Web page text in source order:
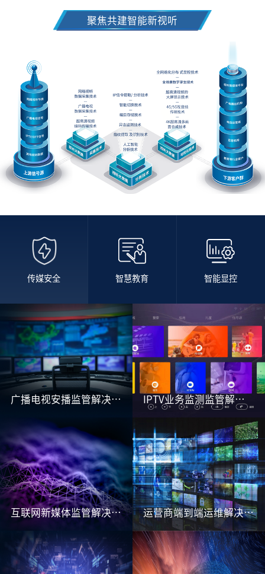
聚焦共建智能新视听
传媒安全 智慧教育 智能显控
广播电视安播监管解决方案 IPTV业务监测监管解决方案
互联网新媒体监管解决方案 运营商端到端运维解决方案